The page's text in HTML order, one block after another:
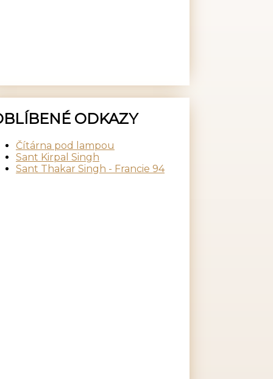
ODKAZY
Čítárna pod lampou
Sant Kirpal Singh
Sant Thakar Singh - Francie 94